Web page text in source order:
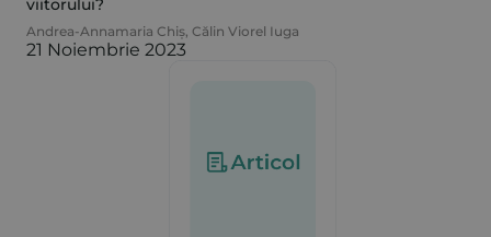
viitorului?
Andrea-Annamaria Chiș, Călin Viorel Iuga
21 Noiembrie 2023